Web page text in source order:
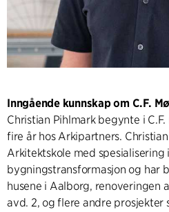
Inngående kunnskap om C.F.
Christian Pihlmark begynte i
fire år hos Arkipartners.
Arkitektskole med spesialisering
bygningstransformasjon og har
husene i Aalborg, renoveringen
avd. 2, og flere andre prosjekter